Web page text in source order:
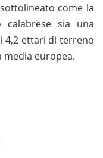
come la
sia una
4,2 ettari di terreno
europea.